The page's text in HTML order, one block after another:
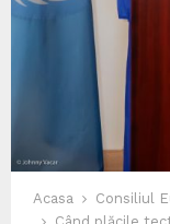
Acasa
Consiliul